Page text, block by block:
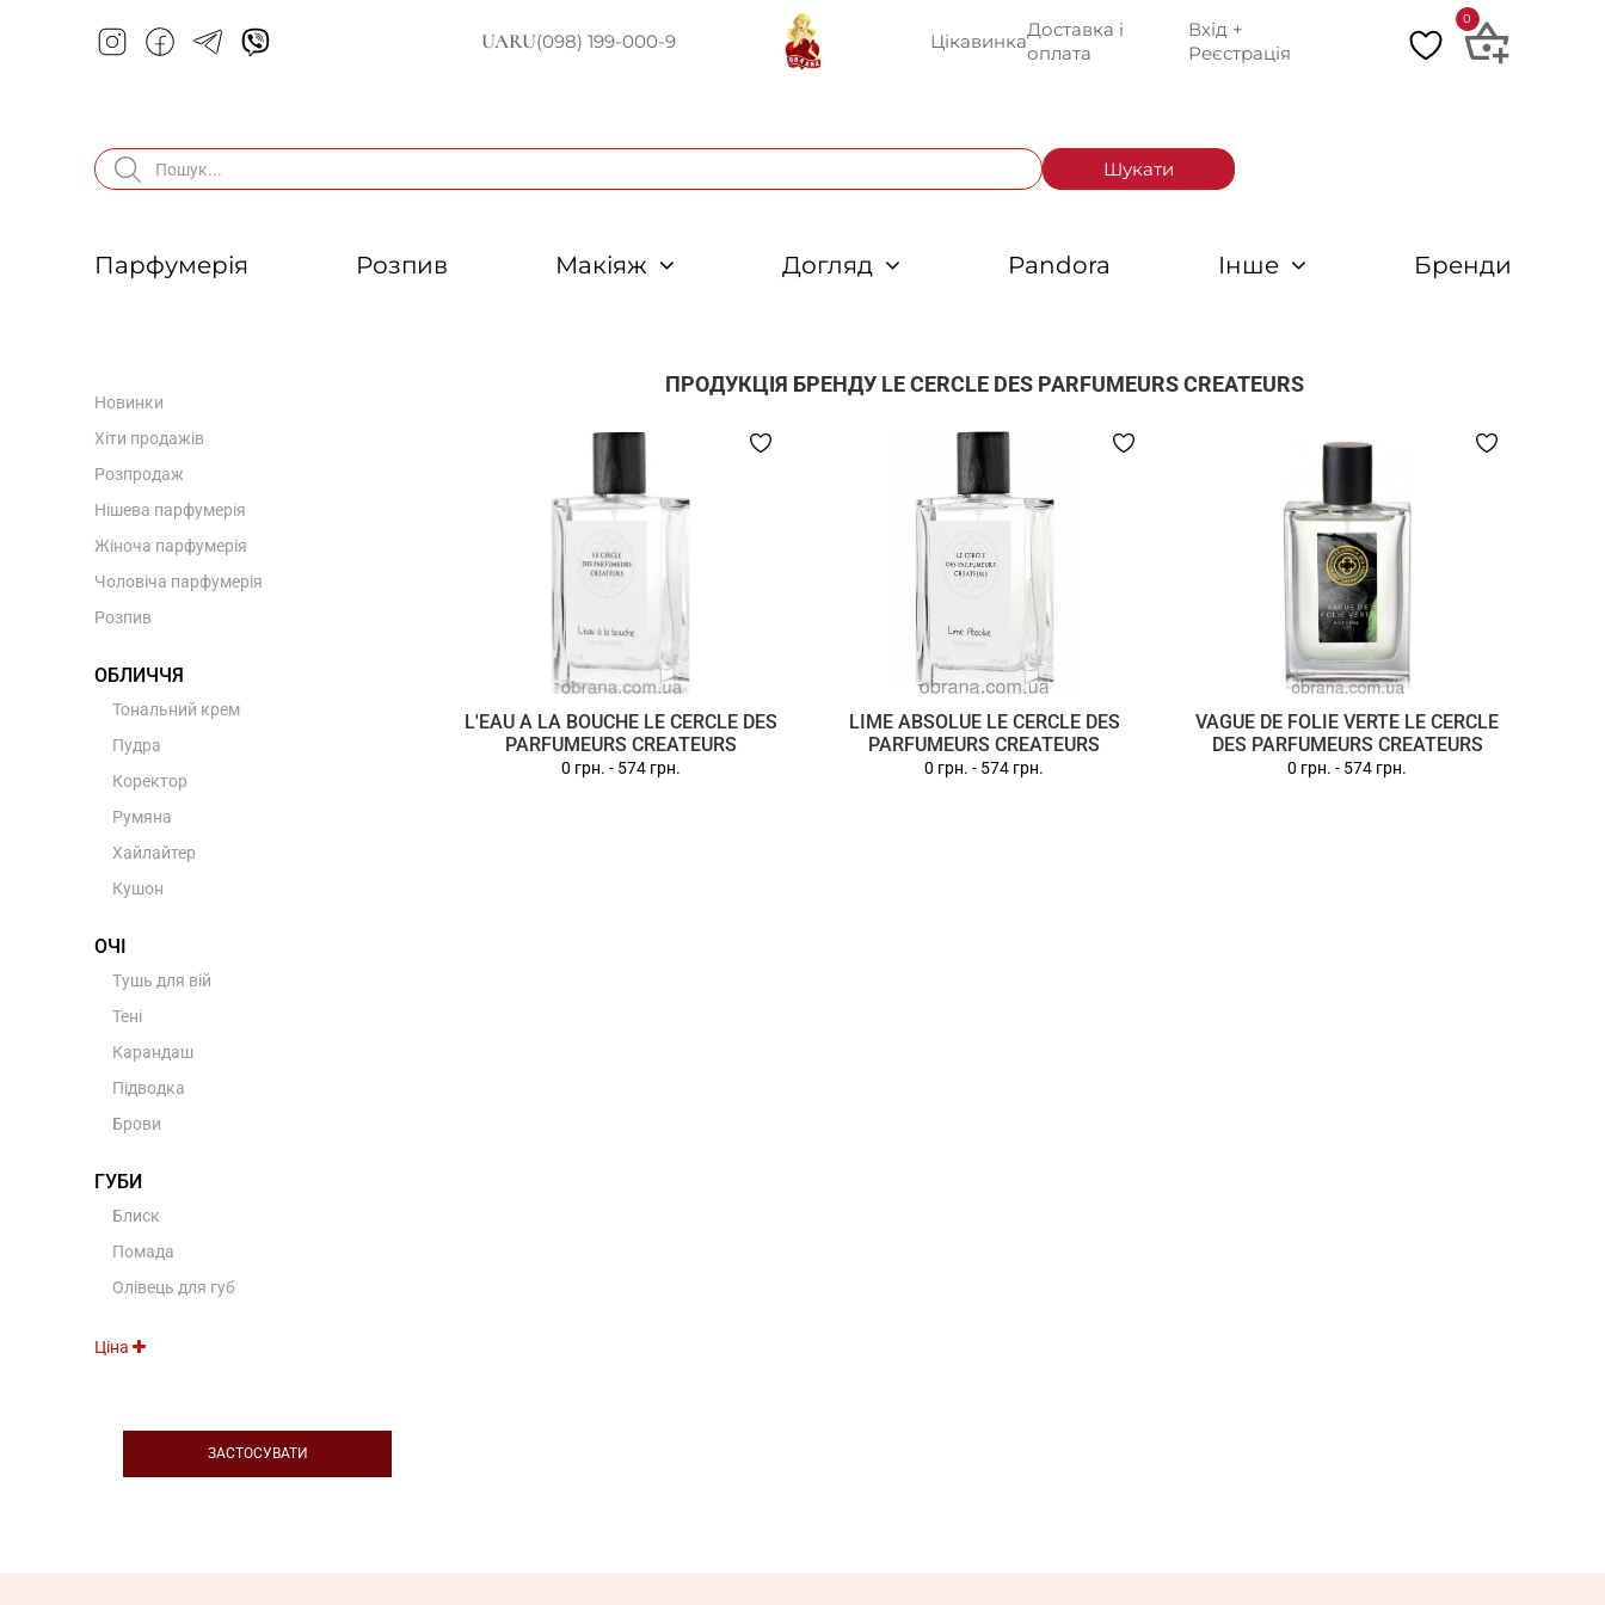
UARU(098) 199-000-9 Цікавинка
Доставка і
оплата
Вхід +
Реєстрація
0
Шукати
Парфумерія Розпив Макіяж Догляд Pandora Інше Бренди
Новинки
Хіти продажів
Розпродаж
Нішева парфумерія
Жіноча парфумерія
Чоловіча парфумерія
Розпив
ОБЛИЧЧЯ
Тональний крем
Пудра
Коректор
Румяна
Хайлайтер
Кушон
ОЧІ
Тушь для вій
Тені
Карандаш
Підводка
Брови
ГУБИ
Блиск
Помада
Олівець для губ
Ціна
ЗАСТОСУВАТИ
ПРОДУКЦІЯ БРЕНДУ LE CERCLE DES PARFUMEURS CREATEURS
L'EAU A LA BOUCHE LE CERCLE DES
PARFUMEURS CREATEURS
0 грн. - 574 грн.
LIME ABSOLUE LE CERCLE DES
PARFUMEURS CREATEURS
0 грн. - 574 грн.
VAGUE DE FOLIE VERTE LE CERCLE
DES PARFUMEURS CREATEURS
0 грн. - 574 грн.